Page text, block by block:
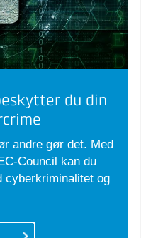
du din
andre gør det. Med
Council kan du
cyberkriminalitet og